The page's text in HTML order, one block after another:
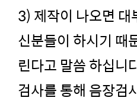
3) 제작이 나오면
신분들이 하시기 때
린다고 말씀 하십니
검사를 통해 음장검